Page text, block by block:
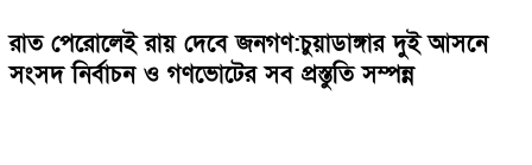
রাত পেরোলেই রায় দেবে জনগণ:চুয়াডাঙ্গার দুই আসনে
সংসদ নির্বাচন ও গণভোটের সব প্রস্তুতি সম্পন্ন